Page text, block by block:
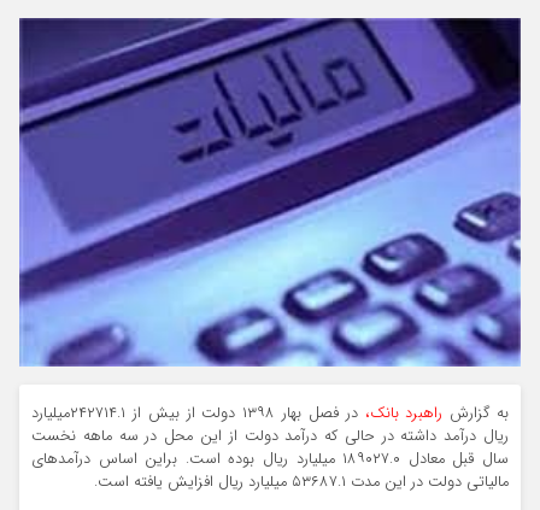
به گزارش راهبرد بانک،
در فصل بهار ۱۳۹۸ دولت از بیش از ۲۴۲۷۱۴.۱میلیارد
ریال درآمد داشته در حالی که درآمد دولت از این محل در سه ماهه نخست
سال قبل معادل ۱۸۹۰۲۷.۰ میلیارد ریال بوده است. براین اساس درآمدهای
مالیاتی دولت در این مدت ۵۳۶۸۷.۱ میلیارد ریال افزایش یافته است.